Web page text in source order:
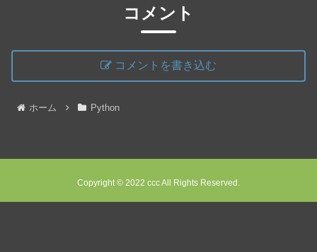
コメント
コメントを書き込む
ホーム Python
Copyright © 2022 ccc All Rights Reserved.